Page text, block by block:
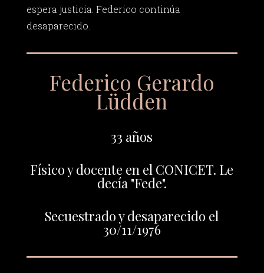
espera justicia. Federico continúa
desaparecido.
Federico Gerardo
Lüdden
33 años
Físico y docente en el CONICET. Le
decía "Fede".
Secuestrado y desaparecido el
30/11/1976